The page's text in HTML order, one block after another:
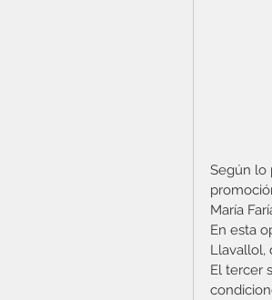
Según lo
María
En esta
Llavallol,
El tercer